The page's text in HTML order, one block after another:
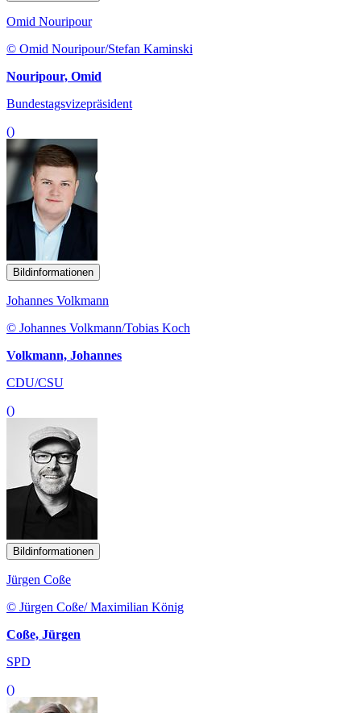
Omid Nouripour
© Omid Nouripour/Stefan Kaminski
Nouripour, Omid
Bundestagsvizepräsident
()
Bildinformationen
Johannes Volkmann
© Johannes Volkmann/Tobias Koch
Volkmann, Johannes
CDU/CSU
()
Bildinformationen
Jürgen Coße
© Jürgen Coße/ Maximilian König
Coße, Jürgen
SPD
()